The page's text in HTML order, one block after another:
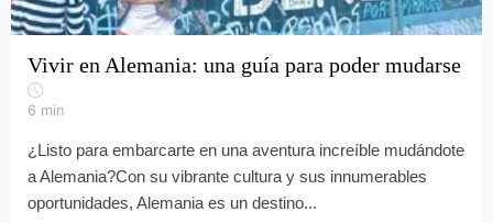
Vivir en Alemania: una guía para poder mudarse
6 min
¿Listo para embarcarte en una aventura increíble mudándote
a Alemania?Con su vibrante cultura y sus innumerables
oportunidades, Alemania es un destino...